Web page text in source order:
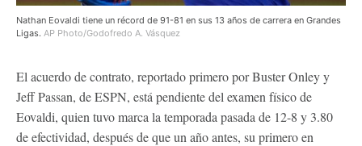
Nathan Eovaldi tiene un récord de 91-81 en sus 13 años de carrera en Grandes
Ligas. AP Photo/Godofredo A. Vásquez
El acuerdo de contrato, reportado primero por Buster Onley y
Jeff Passan, de ESPN, está pendiente del examen físico de
Eovaldi, quien tuvo marca la temporada pasada de 12-8 y 3.80
de efectividad, después de que un año antes, su primero en